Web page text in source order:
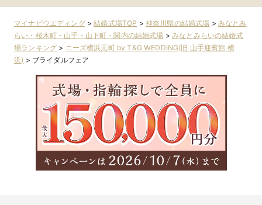
内
マイナビウエディング>結婚式場TOP > 神奈川県の結婚式場 > みなとみ
らい・桜木町・山手・山下町・関内の結婚式場 >みなとみらいの結婚式
場ランキング > ニーズ横浜元町 by T&G WEDDING(旧 山手迎賓館 横
浜) > ブライダルフェア